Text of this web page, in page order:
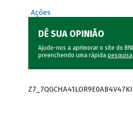
Ações
DÊ SUA OPINIÃO
Ajude-nos a aprimorar o site do
preenchendo uma rápida pesquisa.